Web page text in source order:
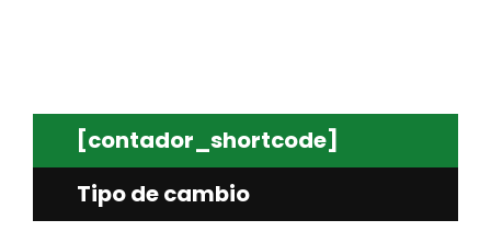
[contador_shortcode]
Tipo de cambio